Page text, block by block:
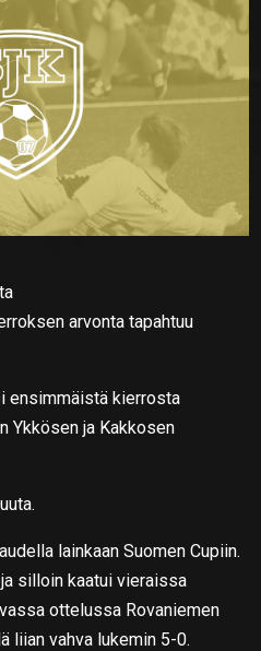
arvonta tapahtuu
ensimmäistä kierrosta
Ykkösen ja Kakkosen
lainkaan Suomen Cupiin.
silloin kaatui vieraissa
ottelussa Rovaniemen
liian vahva lukemin 5-0.